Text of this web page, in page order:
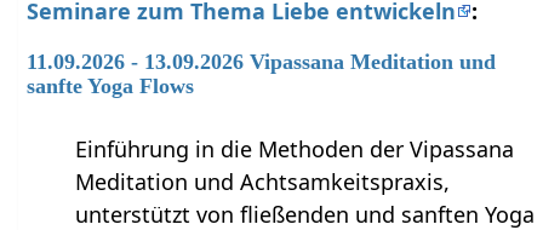
Seminare zum Thema Liebe entwickeln :
11.09.2026 - 13.09.2026 Vipassana Meditation und
sanfte Yoga Flows
Einführung in die Methoden der Vipassana
Meditation und Achtsamkeitspraxis,
unterstützt von fließenden und sanften Yoga